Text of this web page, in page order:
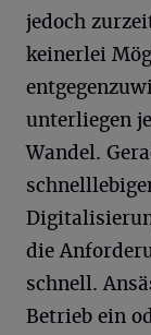
jedoch
keinerlei
unterliegen
Wandel.
die
schnell.
Betrieb ein